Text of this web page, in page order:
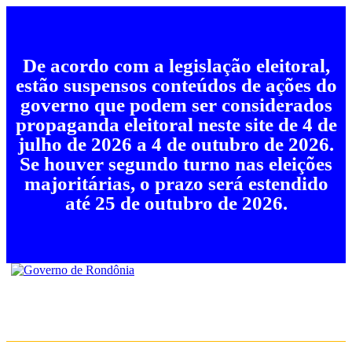
De acordo com a legislação eleitoral,
estão suspensos conteúdos de ações do
governo que podem ser considerados
propaganda eleitoral neste site de 4 de
julho de 2026 a 4 de outubro de 2026.
Se houver segundo turno nas eleições
majoritárias, o prazo será estendido
até 25 de outubro de 2026.